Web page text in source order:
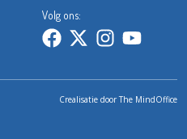
Volg ons:
Crealisatie doorThe MindOffice